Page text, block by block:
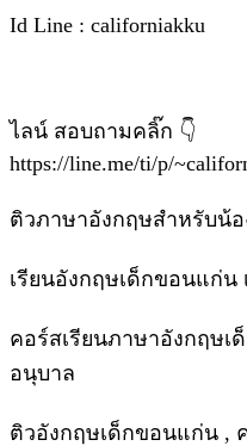
Id Line : californiakku
ไลน์ สอบถามคลิ๊ก 👇
https://line.me/ti/p/
ติวภาษาอังกฤษสำหรับน้
เรียนอังกฤษเด็กขอนแก่น
คอร์สเรียนภาษาอังกฤษเ
อนุบาล
ติวอังกฤษเด็กขอนแก่น ,